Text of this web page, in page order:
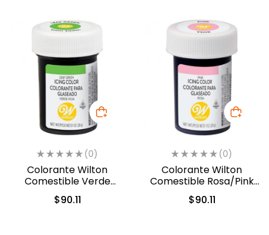
(0)
Colorante Wilton
Comestible Verde
Hoja/Leaf Green 28.3gr.
(04-0-0047)
$90.11
(0)
Colorante Wilton
Comestible Rosa/Pink
28.3gr. (04-0-0033)
$90.11